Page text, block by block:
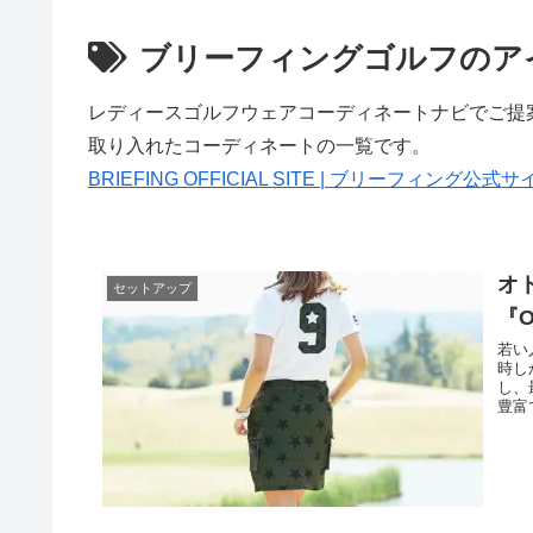
ブリーフィングゴルフの
レディースゴルフウェアコーディネートナビでご
取り入れたコーディネートの一覧です。
BRIEFING OFFICIAL SITE | ブリーフィング公式サ
セットアップ
オ
若い
時し
し
豊富